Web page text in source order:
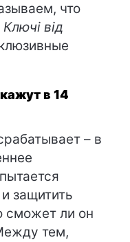
что
Ключі від
в 14
– в
защитить
сможет ли он
тем,